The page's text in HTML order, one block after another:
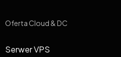
Oferta Cloud & DC
Serwer VPS